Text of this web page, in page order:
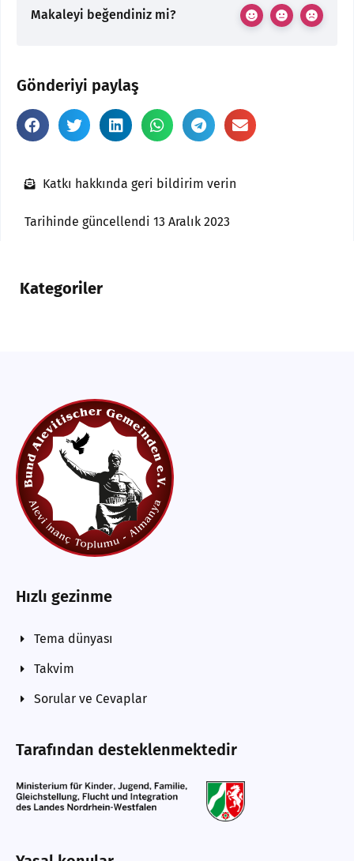
Kategoriler
Makaleyi beğendiniz mi?
Gönderiyi paylaş
Katkı hakkında geri bildirim verin
Tarihinde güncellendi 13 Aralık 2023
Hızlı gezinme
Tema dünyası
Takvim
Sorular ve Cevaplar
Tarafından desteklenmektedir